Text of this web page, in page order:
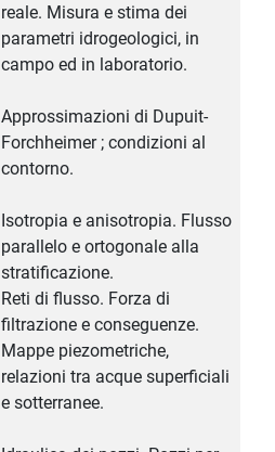
reale. Misura e stima dei
parametri idrogeologici, in
campo ed in laboratorio.
Approssimazioni di Dupuit-
Forchheimer ; condizioni al
contorno.
Isotropia e anisotropia. Flusso
parallelo e ortogonale alla
stratificazione.
Reti di flusso. Forza di
filtrazione e conseguenze.
Mappe piezometriche,
relazioni tra acque superficiali
e sotterranee.